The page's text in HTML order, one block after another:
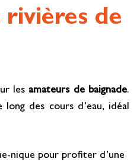
rivières de
les amateurs de baignade.
des cours d’eau, idéal
nique pour profiter d’une